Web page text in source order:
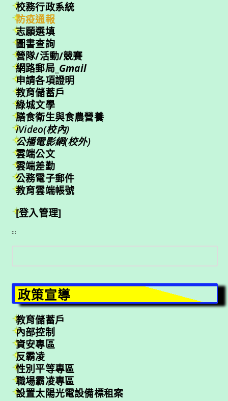
校務行政系統
防疫通報
志願選填
圖書查詢
營隊/活動/競賽
網路郵局_ Gmail
申請各項證明
教育儲蓄戶
綠城文學
膳食衛生與食農營養
iVideo(校內)
公播電影網(校外)
雲端公文
雲端差勤
公務電子郵件
教育雲端帳號
[登入管理]
:::
尋
政策宣導
教育儲蓄戶
內部控制
資安專區
反霸凌
性別平等專區
職場霸凌專區
設置太陽光電設備標租案